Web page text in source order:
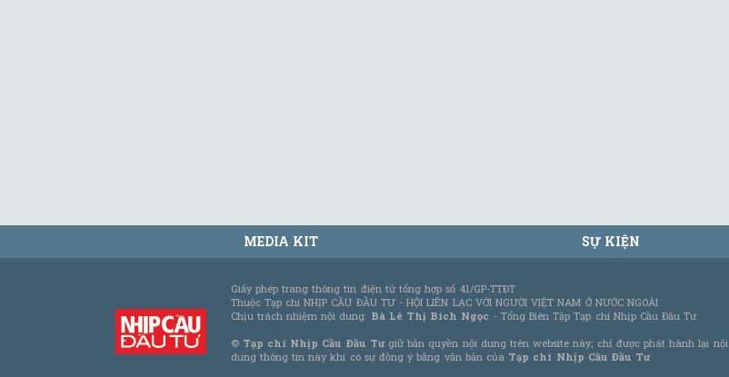
MEDIA KIT SỰ KIỆN
Giấy phép trang thông tin điện tử tổng hợp số 41/GP-TTĐT
Thuộc Tạp chí NHỊP CẦU ĐẦU TƯ - HỘI LIÊN LẠC VỚI NGƯỜI VIỆT NAM Ở NƯỚC NGOÀI
Chịu trách nhiệm nội dung: Bà Lê Thị Bích Ngọc - Tổng Biên Tập Tạp chí Nhịp Cầu Đầu Tư
© Tạp chí Nhịp Cầu Đầu Tưgiữ bản quyền nội dung trên website này; chỉ được phát hành lại nội
dung thông tin này khi có sự đồng ý bằng văn bản của Tạp chí Nhịp Cầu Đầu Tư